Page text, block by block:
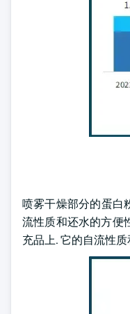
喷雾干燥部分的蛋白
流性质和还水的方便
充品上. 它的自流性